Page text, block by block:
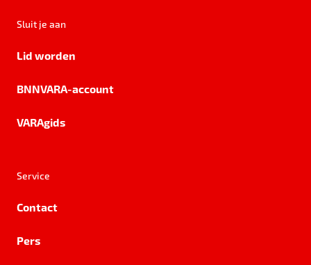
Sluit je aan
Lid worden
BNNVARA-account
VARAgids
Service
Contact
Pers